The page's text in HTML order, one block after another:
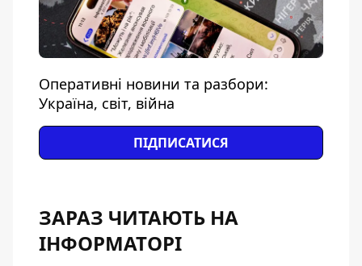
Оперативні новини та разбори:
Україна, світ, війна
ПІДПИСАТИСЯ
ЗАРАЗ ЧИТАЮТЬ НА
ІНФОРМАТОРІ